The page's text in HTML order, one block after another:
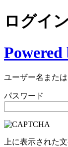
ログイン
Powered
ユーザー名また
パスワード
上に表示された